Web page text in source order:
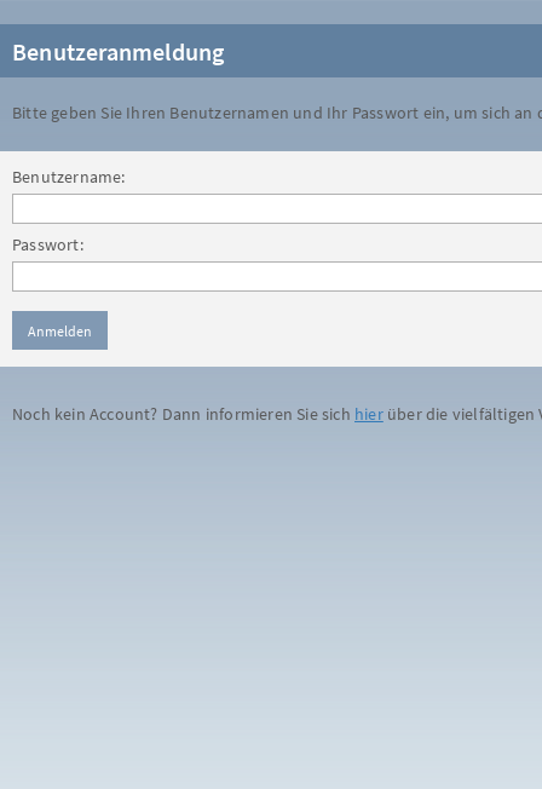
Benutzeranmeldung
Bitte geben Sie Ihren Benutzernamen und Ihr Passwort ein, um sich an
Benutzername:
Passwort:
Noch kein Account? Dann informieren Sie sich hierüber die vielfältigen